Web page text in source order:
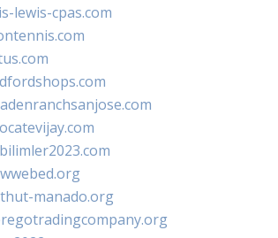
lewis-cpas.com
manado.org